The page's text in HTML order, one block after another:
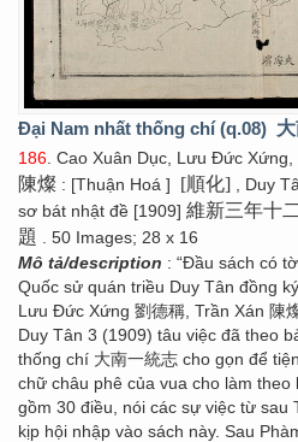
Đại Nam nhất thống chí (q.08)
186 . Cao Xuân Dục, Lưu Đức Xứng,
陳燦 : [Thuận Hoá ] [順化] , Duy
sơ bát nhật đề [1909] 維新三年十
題
. 50 Images; 28 x 16
Mô tả/description : “Đầu sách có
Quốc sử quán triều Duy Tân đồng
Lưu Đức Xứng 劉德稱, Trần Xán 陳
Duy Tân 3 (1909) tâu việc đã theo
thống chí 大南一統志 cho gọn để
chữ châu phê của vua cho làm theo
gồm 30 điều, nói các sự việc từ sau
kịp hội nhập vào sách này. Sau